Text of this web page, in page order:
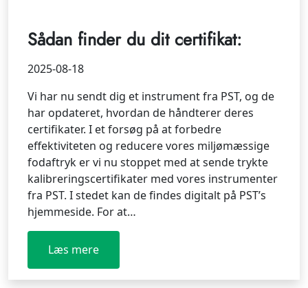
Sådan finder du dit certifikat:
2025-08-18
Vi har nu sendt dig et instrument fra PST, og de
har opdateret, hvordan de håndterer deres
certifikater. I et forsøg på at forbedre
effektiviteten og reducere vores miljømæssige
fodaftryk er vi nu stoppet med at sende trykte
kalibreringscertifikater med vores instrumenter
fra PST. I stedet kan de findes digitalt på PST’s
hjemmeside. For at…
Læs mere
: